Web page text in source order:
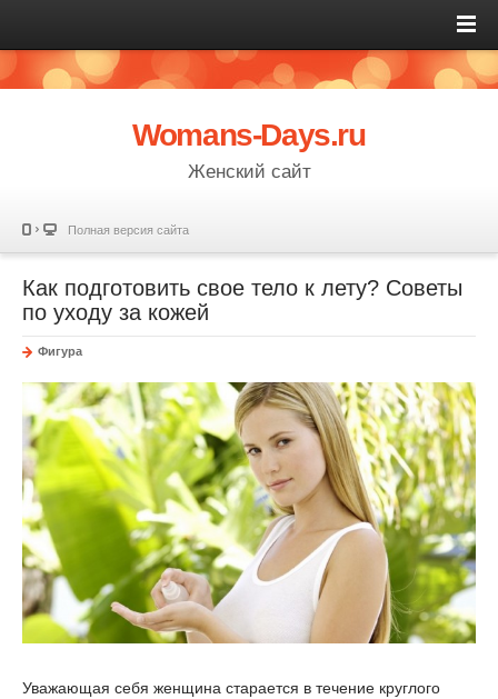
Womans-Days.ru
Женский сайт
Полная версия сайта
Как подготовить свое тело к лету? Советы
по уходу за кожей
Фигура
Уважающая себя женщина старается в течение круглого